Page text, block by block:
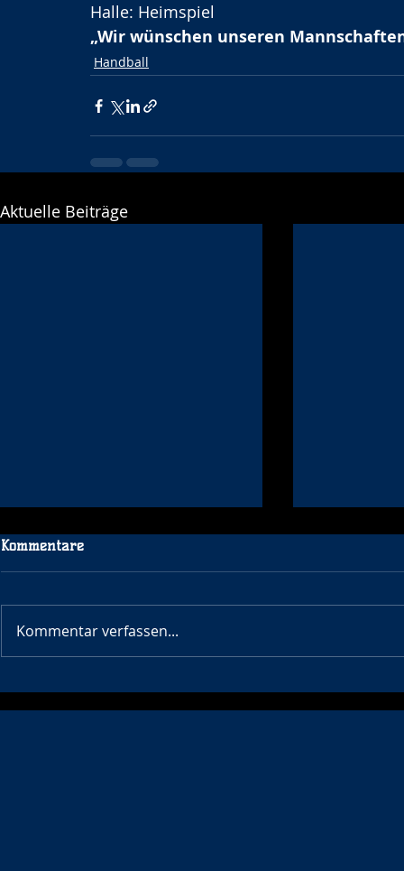
Halle: Heimspiel
„Wir wünschen unseren
Handball
Aktuelle Beiträge
WJD zu Besuch in Písek – der
Kommentare
Kommentar verfassen...